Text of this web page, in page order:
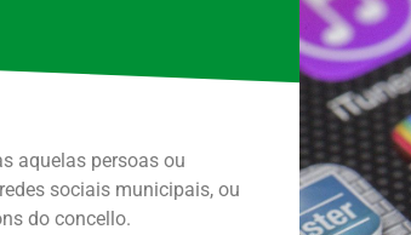
aquelas persoas ou
sociais municipais, ou
do concello.